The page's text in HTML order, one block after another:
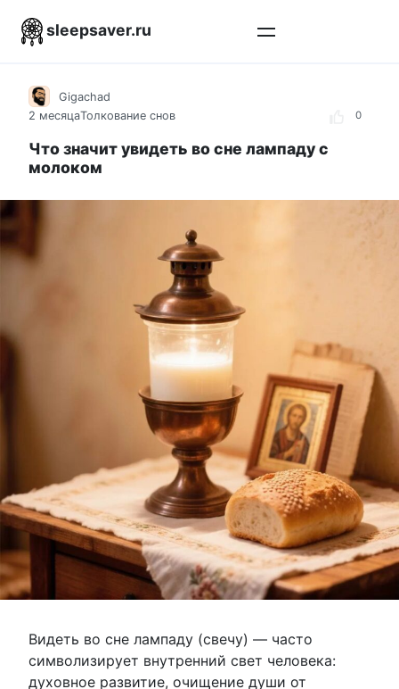
sleepsaver.ru
0
Gigachad
2 месяцаТолкование снов
Что значит увидеть во сне лампаду с
молоком
Видеть во сне лампаду (свечу) — часто
символизирует внутренний свет человека:
духовное развитие, очищение души от